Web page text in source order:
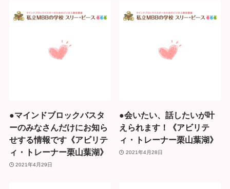
●マインドブロックバスタ
ーのみなさんだけにお知ら
せする情報です《アビリテ
ィ・トレーナー栗山葉湖》
2021年4月29日
●会いたい、話したいが叶
えられます！《アビリテ
ィ・トレーナー栗山葉湖》
2021年4月28日